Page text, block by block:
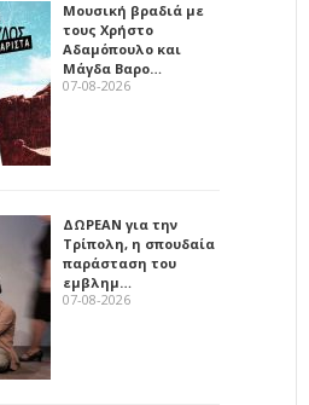
Μουσική βραδιά με
τους Χρήστο
Αδαμόπουλο και
Μάγδα Βαρο…
07-08-2026
ΔΩΡΕΑΝ για την
Τρίπολη, η σπουδαία
παράσταση του
εμβλημ…
07-08-2026